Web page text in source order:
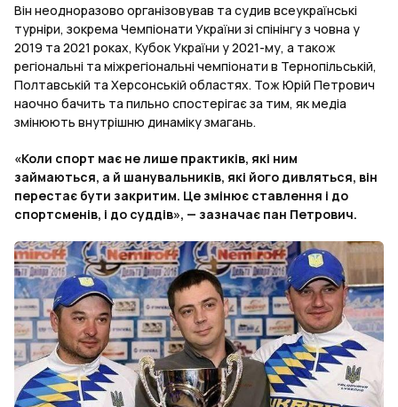
Він неодноразово організовував та судив всеукраїнські
турніри, зокрема Чемпіонати України зі спінінгу з човна у
2019 та 2021 роках, Кубок України у 2021-му, а також
регіональні та міжрегіональні чемпіонати в Тернопільській,
Полтавській та Херсонській областях. Тож Юрій Петрович
наочно бачить та пильно спостерігає за тим, як медіа
змінюють внутрішню динаміку змагань.
«Коли спорт має не лише практиків, які ним
займаються, а й шанувальників, які його дивляться, він
перестає бути закритим. Це змінює ставлення і до
спортсменів, і до суддів», — зазначає пан Петрович.